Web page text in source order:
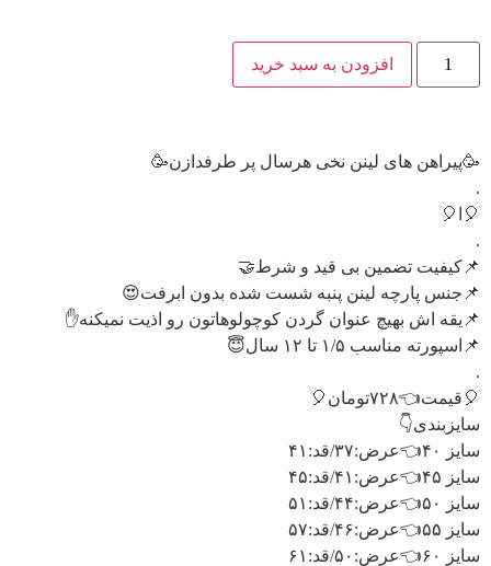
افزودن به سبد خرید
🥳پیراهن های لینن نخی هرسال پر طرفدازن🥳
.
🎈ا🎈
.
📌کیفیت تضمین بی قید و شرط🤝
📌جنس پارچه لینن پنبه شست شده بدون ابرفت😍
📌یقه اش بهیچ عنوان گردن کوچولوهاتون رو اذیت نمیکنه✋
📌اسپورته مناسب ۱/۵ تا ۱۲ سال😇
.
🎈قیمت👈۷۲۸تومان🎈
سایزبندی👇
سایز ۴۰👈عرض:۳۷/قد:۴۱
سایز ۴۵👈عرض:۴۱/قد:۴۵
سایز ۵۰👈عرض:۴۴/قد:۵۱
سایز ۵۵👈عرض:۴۶/قد:۵۷
سایز ۶۰👈عرض:۵۰/قد:۶۱